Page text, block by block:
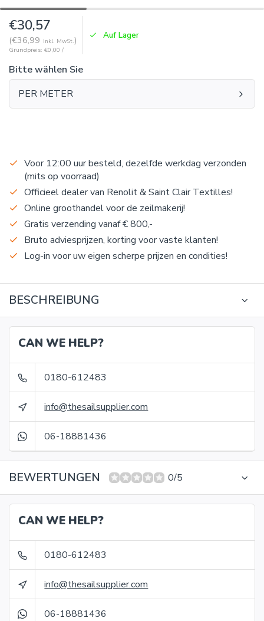
€30,57
(€36,99 Inkl. MwSt.)
Grundpreis: €0,00 /
Auf Lager
Bitte wählen Sie
PER METER
Voor 12:00 uur besteld, dezelfde werkdag verzonden
(mits op voorraad)
Officieel dealer van Renolit & Saint Clair Textilles!
Online groothandel voor de zeilmakerij!
Gratis verzending vanaf € 800,-
Bruto adviesprijzen, korting voor vaste klanten!
Log-in voor uw eigen scherpe prijzen en condities!
BESCHREIBUNG
CAN WE HELP?
0180-612483
info@thesailsupplier.com
06-18881436
BEWERTUNGEN 0/5
CAN WE HELP?
0180-612483
info@thesailsupplier.com
06-18881436